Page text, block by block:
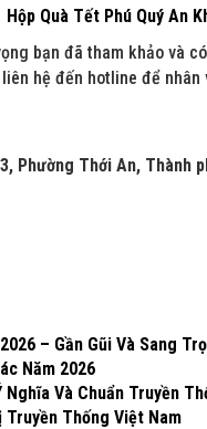
Hộp Quà Tết Phú Quý An
bạn đã tham khảo và
hệ đến hotline để
Phường Thới An, Thành
– Gần Gũi Và Sang
Năm 2026
Và Chuẩn Truyền
Truyền Thống Việt Nam